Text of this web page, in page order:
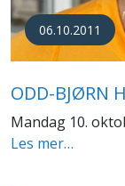
06.10.2011
ODD-BJØRN
Mandag 10.
Les mer…